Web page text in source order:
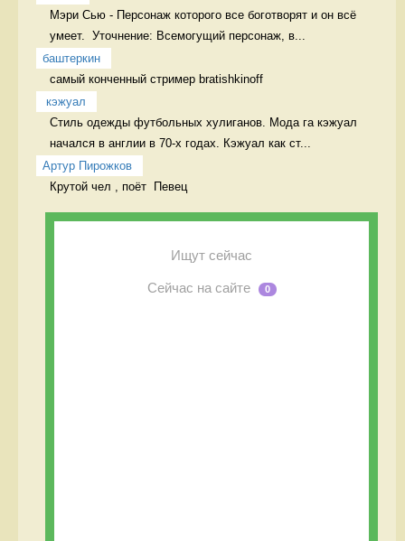
Мэри Сью - Персонаж которого все боготворят и он всё
умеет.  Уточнение: Всемогущий персонаж, в...
баштеркин
самый конченный стример bratishkinoff
кэжуал
Стиль одежды футбольных хулиганов. Мода га кэжуал
начался в англии в 70-х годах. Кэжуал как ст...
Артур Пирожков
Крутой чел , поёт  Певец
Ищут сейчас
Сейчас на сайте 0